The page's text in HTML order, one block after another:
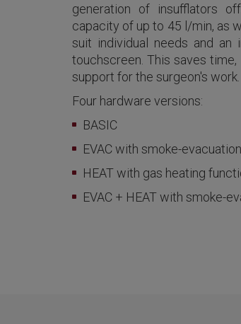
generation of insufflators
capacity of up to 45 l/min, as
suit individual needs and
touchscreen. This saves
support for the surgeon's work.
Four hardware versions:
BASIC
EVAC with smoke-
HEAT with gas heating
EVAC + HEAT with smoke-